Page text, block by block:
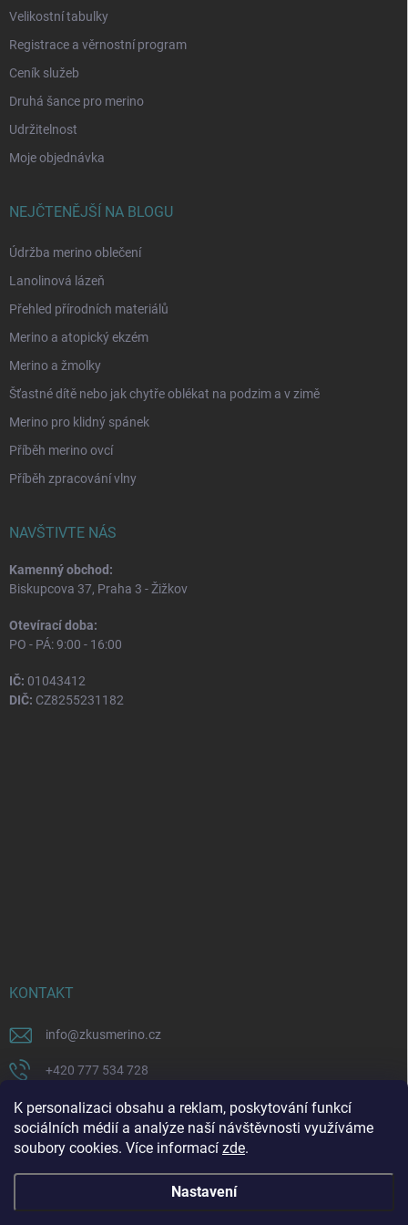
K personalizaci obsahu a reklam, poskytování funkcí
sociálních médií a analýze naší návštěvnosti využíváme
soubory cookies. Více informací zde.
Nastavení
Velikostní tabulky
Registrace a věrnostní program
Ceník služeb
Druhá šance pro merino
Udržitelnost
Moje objednávka
NEJČTENĚJŠÍ NA BLOGU
Údržba merino oblečení
Lanolinová lázeň
Přehled přírodních materiálů
Merino a atopický ekzém
Merino a žmolky
Šťastné dítě nebo jak chytře oblékat na podzim a v zimě
Merino pro klidný spánek
Příběh merino ovcí
Příběh zpracování vlny
NAVŠTIVTE NÁS
Kamenný obchod:
Biskupcova 37, Praha 3 - Žižkov
Otevírací doba:
PO - PÁ: 9:00 - 16:00
IČ: 01043412
DIČ: CZ8255231182
KONTAKT
info@zkusmerino.cz
+420 777 534 728
https://www.facebook.com/zkusmerino/
zkusmerino.cz